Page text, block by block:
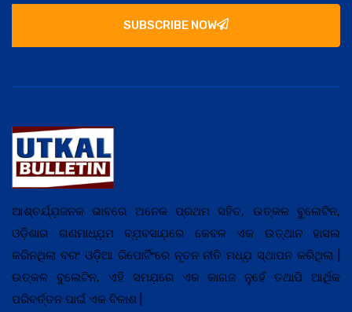
SUBSCRIBE NOW
ଆଶ୍ଚର୍ଯ୍ଯ଼ଜନକ ଭାବରେ ଅନେକ ପ୍ରଥମ ସହିତ, ଉତ୍କଳ ବୁଲେଟିନ,
ଓଡ଼ିଶାର ଗଣମାଧ୍ଯ଼ମ ବ୍ଯ଼ବସାଯ଼ରେ କେବଳ ଏକ ଉତ୍ଥାନ ହାସଲ
କରିନଥିଲା ବରଂ ଓଡ଼ିଆ ରିପୋର୍ଟିଂରେ ନୂତନ ନୀତି ମଧ୍ଯ଼ ସ୍ଥାପନ କରିଥିଲା |
ଉତ୍କଳ ବୁଲେଟିନ, ଏହି ସମଯ଼ରେ ଏକ କାଗଜ ନୁହେଁ ତଥାପି ଆର୍ଥିକ
ପରିବର୍ତ୍ତନ ପାଇଁ ଏକ ବିକାଶ |